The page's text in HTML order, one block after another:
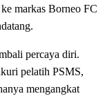
markas Borneo FC
percaya diri.
pelatih PSMS,
mengangkat